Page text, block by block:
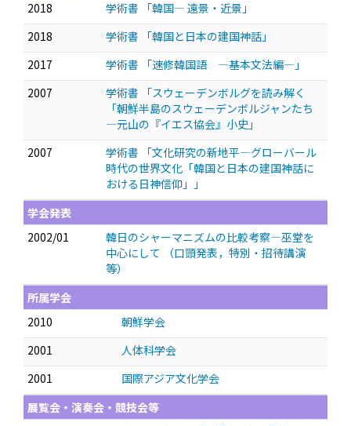
2018
学術書 「韓国— 遠景・近景」
2018
学術書 「韓国と日本の建国神話」
2017
学術書 「速修韓国語 —基本文法編—」
2007
学術書 「スウェーデンボルグを読み解く
「朝鮮半島のスウェーデンボルジャンたち
—元山の『イエス協会』小史」
2007
学術書 「文化研究の新地平—グローバール
時代の世界文化「韓国と日本の建国神話に
おける日神信仰」」
学会発表
2002/01
韓日のシャーマニズムの比較考察—巫堂を
中心にして
（口頭発表，特別・招待講演
等）
所属学会
2010
朝鮮学会
2001
人体科学会
2001
国際アジア文化学会
展覧会・演奏会・競技会等